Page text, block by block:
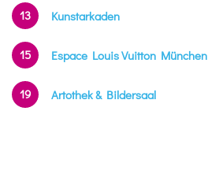
13 Kunstarkaden
15 Espace Louis Vuitton München
19 Artothek & Bildersaal